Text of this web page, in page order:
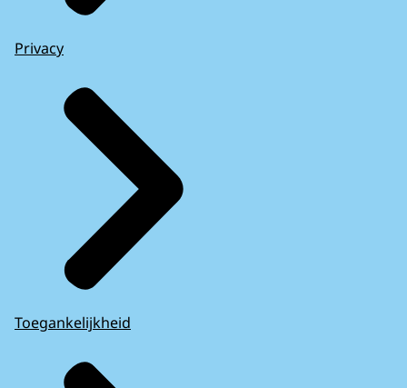
Privacy
Toegankelijkheid